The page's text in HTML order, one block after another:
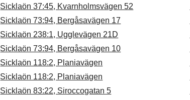
Sicklaön 37:45, Kvarnholmsvägen 52
Sicklaön 73:94, Bergåsavägen 17
Sicklaön 238:1, Ugglevägen 21D
Sicklaön 73:94, Bergåsavägen 10
Sicklaön 118:2, Planiavägen
Sicklaön 118:2, Planiavägen
Sicklaön 83:22, Siroccogatan 5